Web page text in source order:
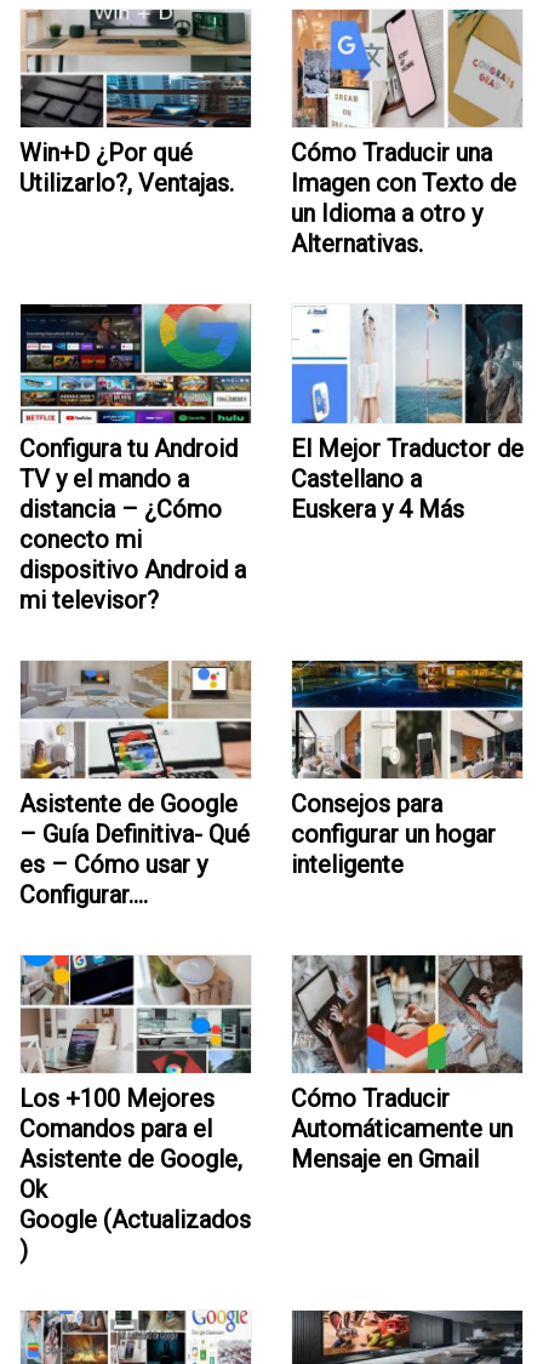
Win+D ¿Por qué
Utilizarlo?, Ventajas.
Cómo Traducir una
Imagen con Texto de
un Idioma a otro y
Alternativas.
Configura tu Android
TV y el mando a
distancia – ¿Cómo
conecto mi
dispositivo Android a
mi televisor?
El Mejor Traductor de
Castellano a
Euskera y 4 Más
Asistente de Google
– Guía Definitiva- Qué
es – Cómo usar y
Configurar….
Consejos para
configurar un hogar
inteligente
Los +100 Mejores
Comandos para el
Asistente de Google,
Ok
Google (Actualizados
)
Cómo Traducir
Automáticamente un
Mensaje en Gmail